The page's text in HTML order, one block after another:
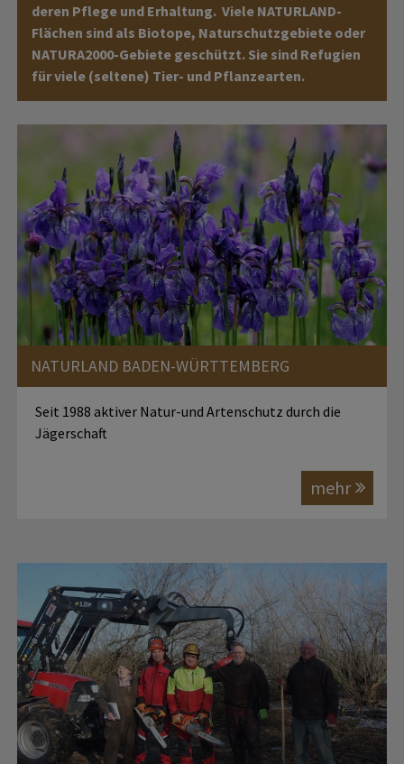
deren Pflege und Erhaltung. Viele NATURLAND-
Flächen sind als Biotope, Naturschutzgebiete oder
NATURA2000-Gebiete geschützt. Sie sind Refugien
für viele (seltene) Tier- und Pflanzearten.
NATURLAND BADEN-WÜRTTEMBERG
Seit 1988 aktiver Natur-und Artenschutz durch die
Jägerschaft
mehr